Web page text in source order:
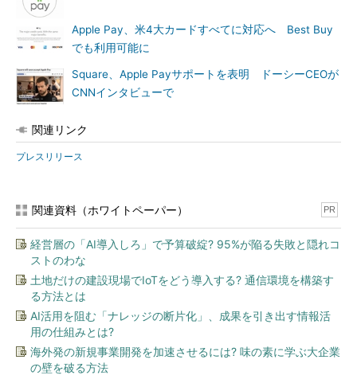
Apple Pay、米4大カードすべてに対応へ Best Buy
でも利用可能に
Square、Apple Payサポートを表明 ドーシーCEOが
CNNインタビューで
関連リンク
プレスリリース
関連資料（ホワイトペーパー） PR
経営層の「AI導入しろ」で予算破綻? 95%が陥る失敗と隠れコ
ストのわな
土地だけの建設現場でIoTをどう導入する? 通信環境を構築す
る方法とは
AI活用を阻む「ナレッジの断片化」、成果を引き出す情報活
用の仕組みとは?
海外発の新規事業開発を加速させるには? 味の素に学ぶ大企業
の壁を破る方法